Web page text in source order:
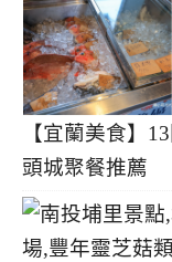
【宜蘭美食】
頭城聚餐推薦